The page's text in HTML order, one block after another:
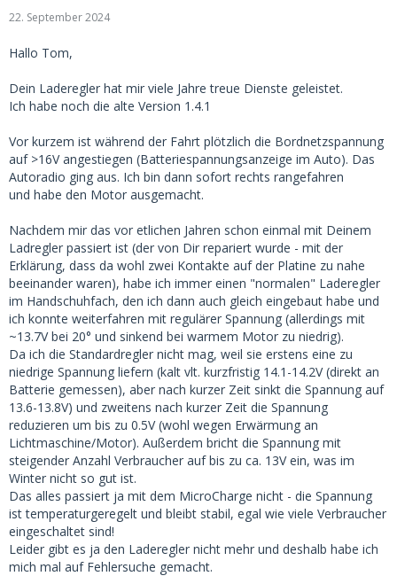
22. September 2024
Hallo Tom,
Dein Laderegler hat mir viele Jahre treue Dienste geleistet.
Ich habe noch die alte Version 1.4.1
Vor kurzem ist während der Fahrt plötzlich die Bordnetzspannung
auf >16V angestiegen (Batteriespannungsanzeige im Auto). Das
Autoradio ging aus. Ich bin dann sofort rechts rangefahren
und habe den Motor ausgemacht.
Nachdem mir das vor etlichen Jahren schon einmal mit Deinem
Ladregler passiert ist (der von Dir repariert wurde - mit der
Erklärung, dass da wohl zwei Kontakte auf der Platine zu nahe
beeinander waren), habe ich immer einen "normalen" Laderegler
im Handschuhfach, den ich dann auch gleich eingebaut habe und
ich konnte weiterfahren mit regulärer Spannung (allerdings mit
~13.7V bei 20° und sinkend bei warmem Motor zu niedrig).
Da ich die Standardregler nicht mag, weil sie erstens eine zu
niedrige Spannung liefern (kalt vlt. kurzfristig 14.1-14.2V (direkt an
Batterie gemessen), aber nach kurzer Zeit sinkt die Spannung auf
13.6-13.8V) und zweitens nach kurzer Zeit die Spannung
reduzieren um bis zu 0.5V (wohl wegen Erwärmung an
Lichtmaschine/Motor). Außerdem bricht die Spannung mit
steigender Anzahl Verbraucher auf bis zu ca. 13V ein, was im
Winter nicht so gut ist.
Das alles passiert ja mit dem MicroCharge nicht - die Spannung
ist temperaturgeregelt und bleibt stabil, egal wie viele Verbraucher
eingeschaltet sind!
Leider gibt es ja den Laderegler nicht mehr und deshalb habe ich
mich mal auf Fehlersuche gemacht.